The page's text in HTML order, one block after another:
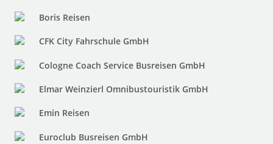
Boris Reisen
CFK City Fahrschule GmbH
Cologne Coach Service Busreisen GmbH
Elmar Weinzierl Omnibustouristik GmbH
Emin Reisen
Euroclub Busreisen GmbH